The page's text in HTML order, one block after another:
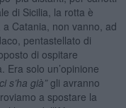
di Sicilia, la rotta è
Catania, non vanno, ad
pentastellato di
di ospitare
Era solo un’opinione
s’ha già”gli avranno
a spostare la